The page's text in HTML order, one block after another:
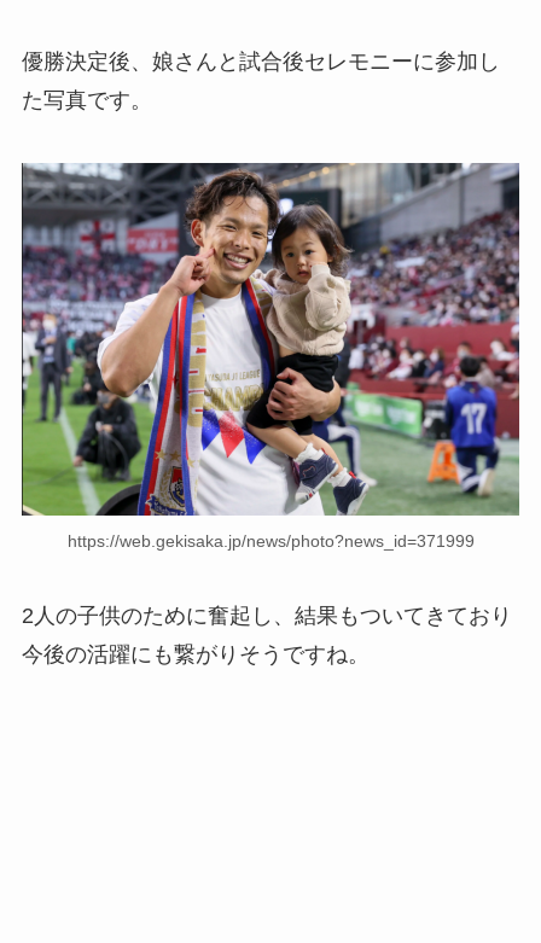
優勝決定後、娘さんと試合後セレモニーに参加し
た写真です。
https://web.gekisaka.jp/news/photo?news_id=371999
2人の子供のために奮起し、結果もついてきており
今後の活躍にも繋がりそうですね。